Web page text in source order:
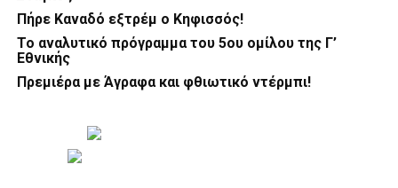
Πήρε Καναδό εξτρέμ ο Κηφισσός!
Το αναλυτικό πρόγραμμα του 5ου ομίλου της Γ’
Εθνικής
Πρεμιέρα με Άγραφα και φθιωτικό ντέρμπι!